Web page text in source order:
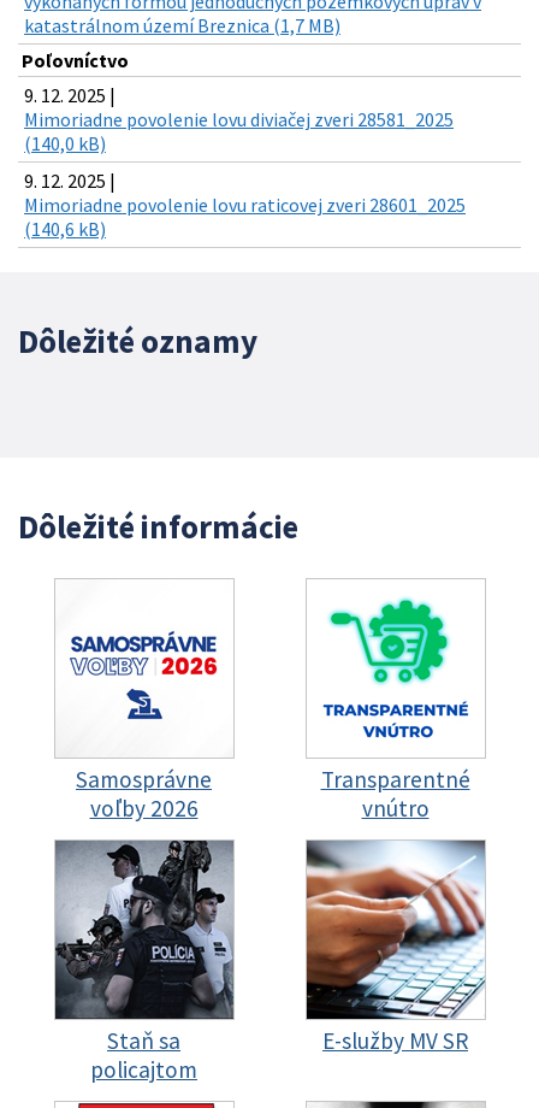
katastrálnom území Breznica (1,7 MB)
Poľovníctvo
9. 12. 2025 |
Mimoriadne povolenie lovu diviačej zveri 28581_2025
(140,0 kB)
9. 12. 2025 |
Mimoriadne povolenie lovu raticovej zveri 28601_2025
(140,6 kB)
Dôležité oznamy
Dôležité informácie
Samosprávne
voľby 2026
Transparentné
vnútro
Staň sa
policajtom
E-služby MV SR